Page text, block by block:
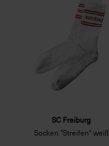
SC Freiburg
Socken "Streifen" weiß